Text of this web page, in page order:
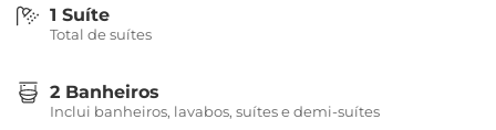
1 Suíte
Total de suítes
2 Banheiros
Inclui banheiros, lavabos, suítes e demi-suítes